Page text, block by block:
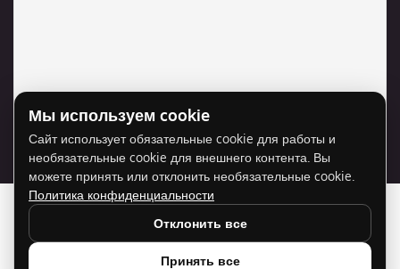
Для отображения карты нужно разрешить
использование cookie для внешнего контента.
Разрешить cookie
Мы используем cookie
Сайт использует обязательные cookie для работы и
необязательные cookie для внешнего контента. Вы
можете принять или отклонить необязательные cookie.
Политика конфиденциальности
Отклонить все
Принять все